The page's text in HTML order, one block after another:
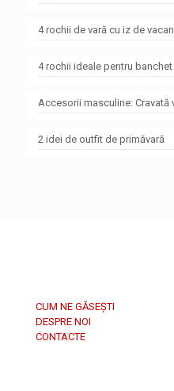
4 rochii de vară cu iz de
4 rochii ideale pentru banchet
Accesorii masculine: Cravată
2 idei de outfit de primăvară
CUM NE GĂSEȘTI
DESPRE NOI
CONTACTE